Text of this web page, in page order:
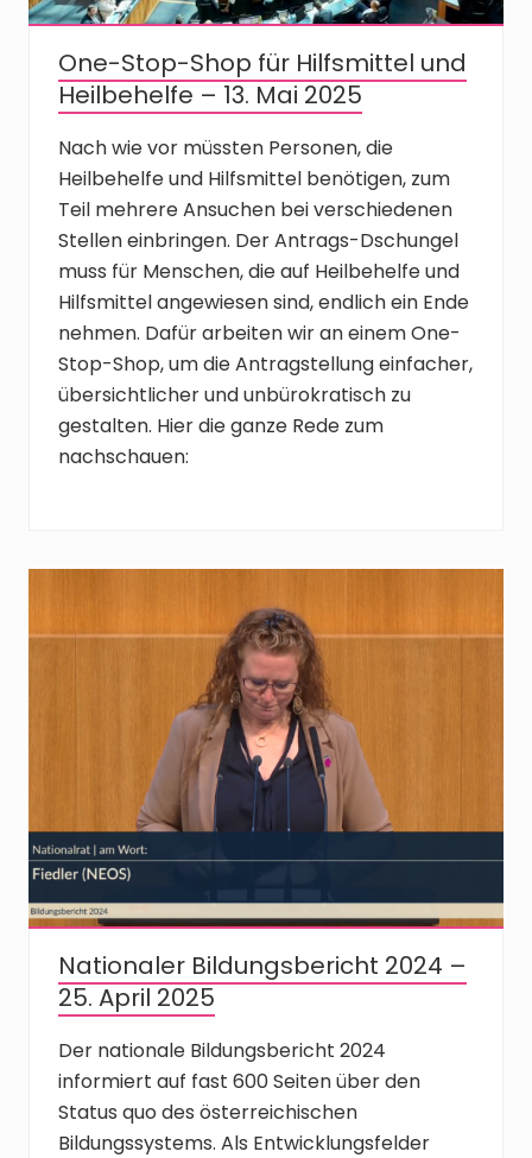
One-Stop-Shop für Hilfsmittel und
Heilbehelfe – 13. Mai 2025
Nach wie vor müssten Personen, die
Heilbehelfe und Hilfsmittel benötigen, zum
Teil mehrere Ansuchen bei verschiedenen
Stellen einbringen. Der Antrags-Dschungel
muss für Menschen, die auf Heilbehelfe und
Hilfsmittel angewiesen sind, endlich ein Ende
nehmen. Dafür arbeiten wir an einem One-
Stop-Shop, um die Antragstellung einfacher,
übersichtlicher und unbürokratisch zu
gestalten. Hier die ganze Rede zum
nachschauen:
Nationaler Bildungsbericht 2024 –
25. April 2025
Der nationale Bildungsbericht 2024
informiert auf fast 600 Seiten über den
Status quo des österreichischen
Bildungssystems. Als Entwicklungsfelder